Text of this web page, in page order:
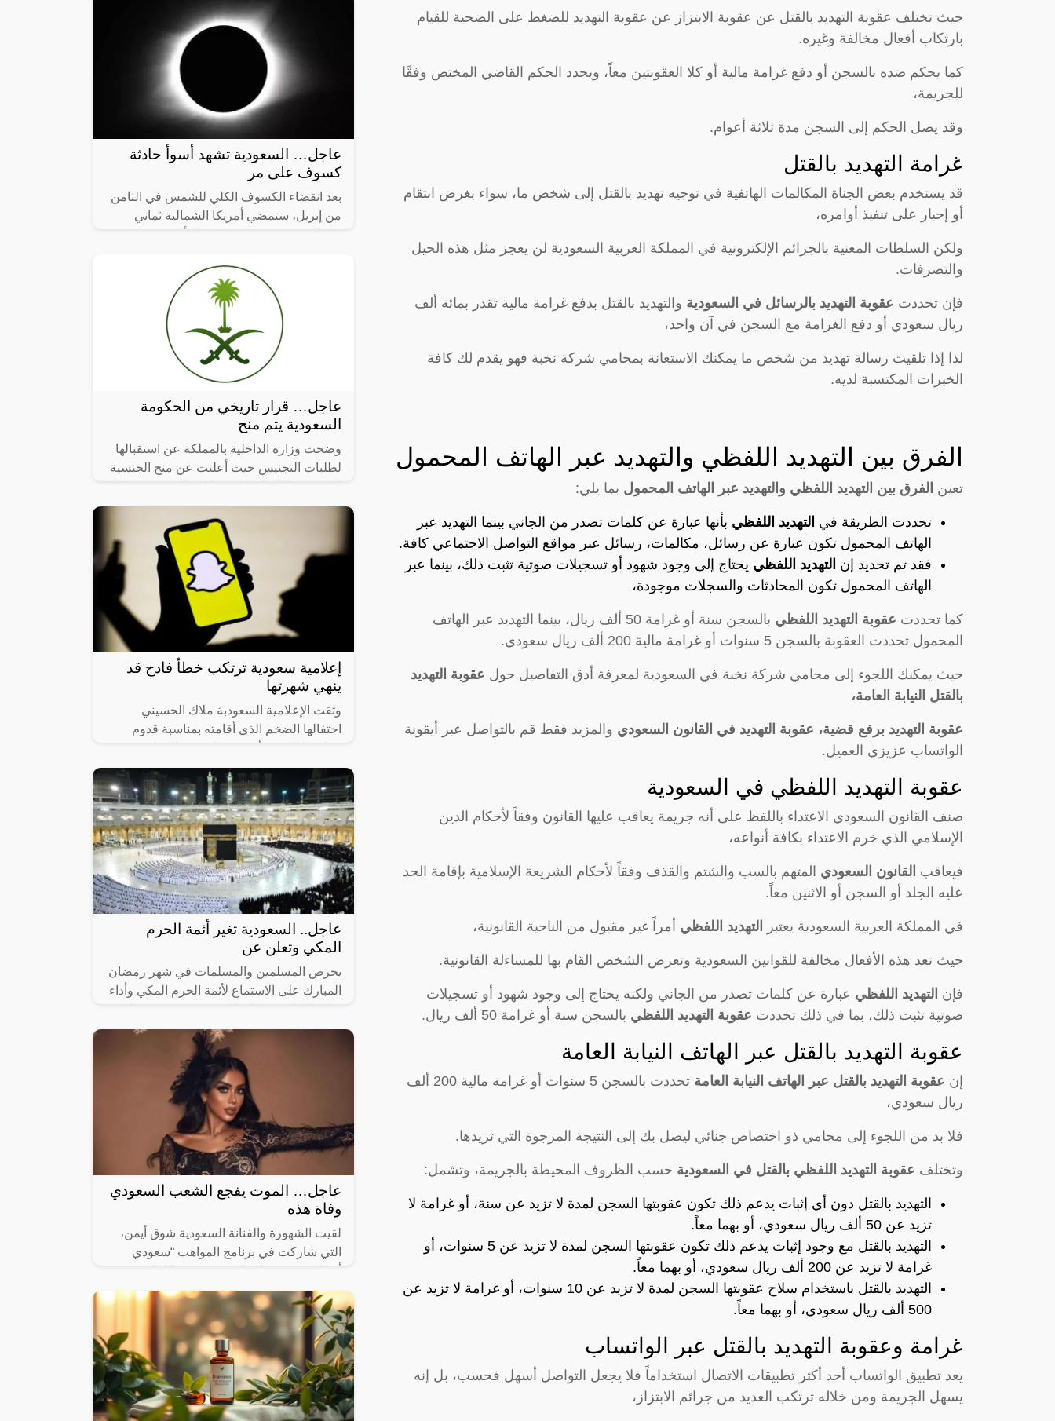
حيث تختلف عقوبة التهديد بالقتل عن عقوبة الابتزاز عن عقوبة التهديد للضغط على الضحية للقيام
بارتكاب أفعال مخالفة وغيره.
كما يحكم ضده بالسجن أو دفع غرامة مالية أو كلا العقوبتين معاً، ويحدد الحكم القاضي المختص وفقًا
للجريمة،
وقد يصل الحكم إلى السجن مدة ثلاثة أعوام.
غرامة التهديد بالقتل
قد يستخدم بعض الجناة المكالمات الهاتفية في توجيه تهديد بالقتل إلى شخص ما، سواء بغرض انتقام
أو إجبار على تنفيذ أوامره،
ولكن السلطات المعنية بالجرائم الإلكترونية في المملكة العربية السعودية لن يعجز مثل هذه الحيل
والتصرفات.
فإن تحددت عقوبة التهديد بالرسائل في السعودية والتهديد بالقتل بدفع غرامة مالية تقدر بمائة ألف
ريال سعودي أو دفع الغرامة مع السجن في آن واحد،
لذا إذا تلقيت رسالة تهديد من شخص ما يمكنك الاستعانة بمحامي شركة نخبة فهو يقدم لك كافة
الخبرات المكتسبة لديه.
الفرق بين التهديد اللفظي والتهديد عبر الهاتف المحمول
تعين الفرق بين التهديد اللفظي والتهديد عبر الهاتف المحمول بما يلي:
تحددت الطريقة في التهديد اللفظي بأنها عبارة عن كلمات تصدر من الجاني بينما التهديد عبر
الهاتف المحمول تكون عبارة عن رسائل، مكالمات، رسائل عبر مواقع التواصل الاجتماعي كافة.
فقد تم تحديد إن التهديد اللفظي يحتاج إلى وجود شهود أو تسجيلات صوتية تثبت ذلك، بينما عبر
الهاتف المحمول تكون المحادثات والسجلات موجودة،
كما تحددت عقوبة التهديد اللفظي
بالسجن سنة أو غرامة 50 ألف ريال، بينما التهديد عبر الهاتف
المحمول تحددت العقوبة بالسجن 5 سنوات أو غرامة مالية 200 ألف ريال سعودي.
حيث يمكنك اللجوء إلى محامي شركة نخبة في السعودية لمعرفة أدق التفاصيل حول عقوبة التهديد
بالقتل النيابة العامة،
عقوبة التهديد برفع قضية، عقوبة التهديد في القانون السعودي والمزيد فقط قم بالتواصل عبر أيقونة
الواتساب عزيزي العميل.
عقوبة التهديد اللفظي في السعودية
صنف القانون السعودي الاعتداء باللفظ على أنه جريمة يعاقب عليها القانون وفقاً لأحكام الدين
الإسلامي الذي خرم الاعتداء بكافة أنواعه،
فيعاقب القانون السعودي المتهم بالسب والشتم والقذف وفقاً لأحكام الشريعة الإسلامية بإقامة الحد
عليه الجلد أو السجن أو الاثنين معاً.
في المملكة العربية السعودية يعتبر التهديد اللفظي أمراً غير مقبول من الناحية القانونية،
حيث تعد هذه الأفعال مخالفة للقوانين السعودية وتعرض الشخص القام بها للمساءلة القانونية.
فإن التهديد اللفظي عبارة عن كلمات تصدر من الجاني ولكنه يحتاج إلى وجود شهود أو تسجيلات
صوتية تثبت ذلك، بما في ذلك تحددت عقوبة التهديد اللفظي بالسجن سنة أو غرامة 50 ألف ريال.
عقوبة التهديد بالقتل عبر الهاتف النيابة العامة
إن عقوبة التهديد بالقتل عبر الهاتف النيابة العامة
تحددت بالسجن 5 سنوات أو غرامة مالية 200 ألف
ريال سعودي،
فلا بد من اللجوء إلى محامي ذو اختصاص جنائي ليصل بك إلى النتيجة المرجوة التي تريدها.
وتختلف عقوبة التهديد اللفظي بالقتل في السعودية حسب الظروف المحيطة بالجريمة، وتشمل:
التهديد بالقتل دون أي إثبات يدعم ذلك تكون عقوبتها السجن لمدة لا تزيد عن سنة، أو غرامة لا
تزيد عن 50 ألف ريال سعودي، أو بهما معاً.
التهديد بالقتل مع وجود إثبات يدعم ذلك تكون عقوبتها السجن لمدة لا تزيد عن 5 سنوات، أو
غرامة لا تزيد عن 200 ألف ريال سعودي، أو بهما معاً.
التهديد بالقتل باستخدام سلاح عقوبتها السجن لمدة لا تزيد عن 10 سنوات، أو غرامة لا تزيد عن
500 ألف ريال سعودي، أو بهما معاً.
غرامة وعقوبة التهديد بالقتل عبر الواتساب
يعد تطبيق الواتساب أحد أكثر تطبيقات الاتصال استخداماً فلا يجعل التواصل أسهل فحسب، بل إنه
يسهل الجريمة ومن خلاله ترتكب العديد من جرائم الابتزاز،
عاجل… السعودية تشهد أسوأ حادثة
كسوف على مر
بعد انقضاء الكسوف الكلي للشمس في الثامن
من إبريل، ستمضي أمريكا الشمالية ثماني
عاجل… قرار تاريخي من الحكومة
السعودية يتم منح
وضحت وزارة الداخلية بالمملكة عن استقبالها
لطلبات التجنيس حيث أعلنت عن منح الجنسية
في حال تحقيق شروط معينة كما حددت
إعلامية سعودية ترتكب خطأ فادح قد
ينهي شهرتها
وثقت الإعلامية السعودبة ملاك الحسيني
احتفالها الضخم الذي أقامته بمناسبة قدوم
صديقتها مشهورة سناب شات زهور سعود وهي
ترقص على
عاجل.. السعودية تغير أئمة الحرم
المكي وتعلن عن
يحرص المسلمين والمسلمات في شهر رمضان
المبارك على الاستماع لأئمة الحرم المكي وأداء
التراويح من أفضل العبادات التي
عاجل… الموت يفجع الشعب السعودي
وفاة هذه
لقيت الشهورة والفنانة السعودية شوق أيمن،
التي شاركت في برنامج المواهب “سعودي
تداوله عبر مواقع التواصل الاجتماعي في